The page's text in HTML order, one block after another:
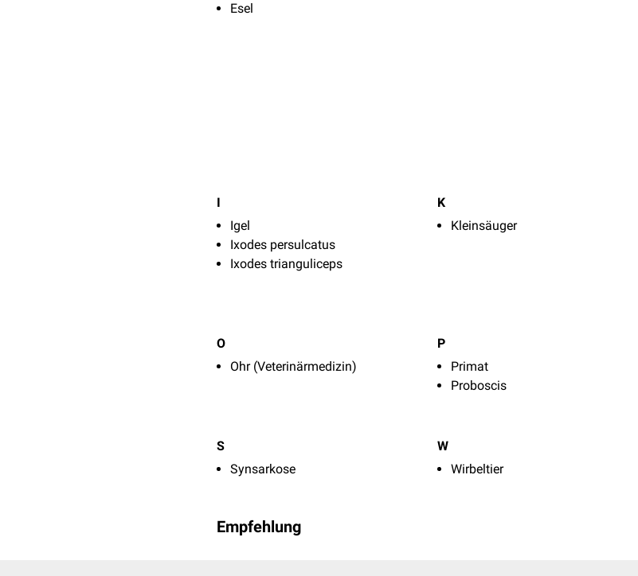
Esel
I
Igel
Ixodes persulcatus
Ixodes trianguliceps
K
Kleinsäuger
O
Ohr (Veterinärmedizin)
P
Primat
Proboscis
S
Synsarkose
W
Wirbeltier
Empfehlung